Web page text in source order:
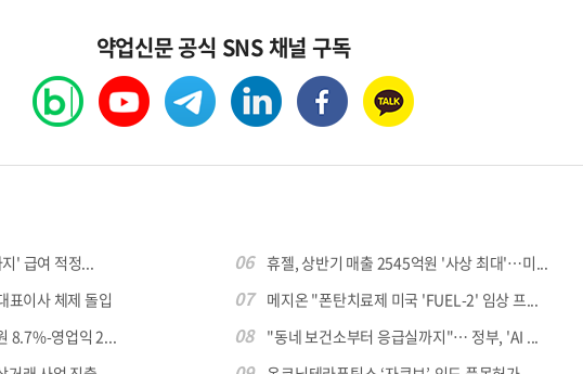
약업신문 공식 SNS 채널 구독
' 급여 적정...
표이사 체제 돌입
8.7%-영업익 2...
06 휴젤, 상반기 매출 2545억원 '사상 최대'…미...
07 메지온 "폰탄치료제 미국 'FUEL-2' 임상 프...
08 "동네 보건소부터 응급실까지"… 정부, 'AI ...